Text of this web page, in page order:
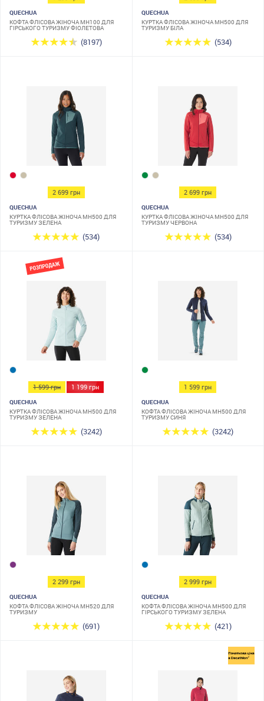
QUECHUA
КОФТА ФЛІСОВА ЖІНОЧА MH100 ДЛЯ
ГІРСЬКОГО ТУРИЗМУ ФІОЛЕТОВА
(8197)
QUECHUA
КУРТКА ФЛІСОВА ЖІНОЧА MH500 ДЛЯ
ТУРИЗМУ БІЛА
(534)
2 699 грн
QUECHUA
КУРТКА ФЛІСОВА ЖІНОЧА MH500 ДЛЯ
ТУРИЗМУ ЗЕЛЕНА
(534)
2 699 грн
QUECHUA
КУРТКА ФЛІСОВА ЖІНОЧА MH500 ДЛЯ
ТУРИЗМУ ЧЕРВОНА
(534)
1 599 грн 1 199 грн
QUECHUA
КУРТКА ФЛІСОВА ЖІНОЧА MH500 ДЛЯ
ТУРИЗМУ ЗЕЛЕНА
(3242)
1 599 грн
QUECHUA
КОФТА ФЛІСОВА ЖІНОЧА MH500 ДЛЯ
ТУРИЗМУ СИНЯ
(3242)
2 299 грн
QUECHUA
КОФТА ФЛІСОВА ЖІНОЧА MH520 ДЛЯ
ТУРИЗМУ
(691)
2 999 грн
QUECHUA
КОФТА ФЛІСОВА ЖІНОЧА MH500 ДЛЯ
ГІРСЬКОГО ТУРИЗМУ ЗЕЛЕНА
(421)